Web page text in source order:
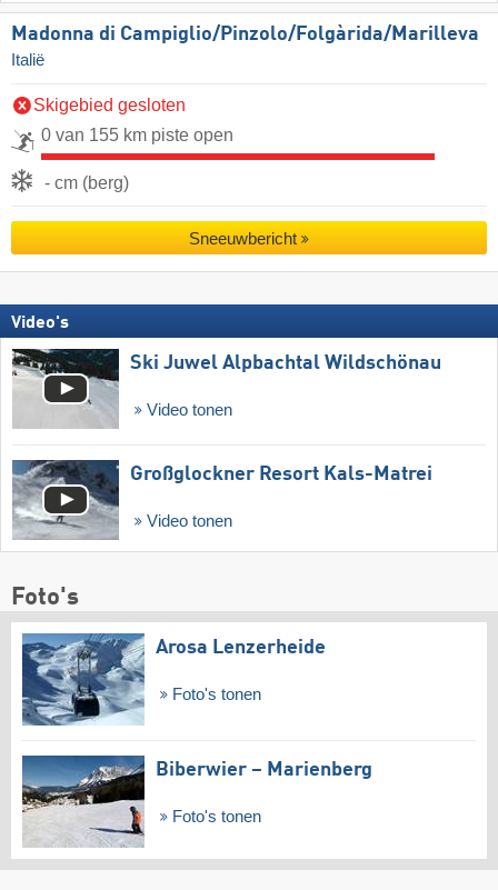
Madonna di Campiglio/​Pinzolo/​Folgàrida/​Marilleva
Italië
Skigebied gesloten
0 van 155 km piste open
- cm (berg)
Sneeuwbericht
Video's
Ski Juwel Alpbachtal Wildschönau
Video tonen
Großglockner Resort Kals-Matrei
Video tonen
Foto's
Arosa Lenzerheide
Foto's tonen
Biberwier – Marienberg
Foto's tonen